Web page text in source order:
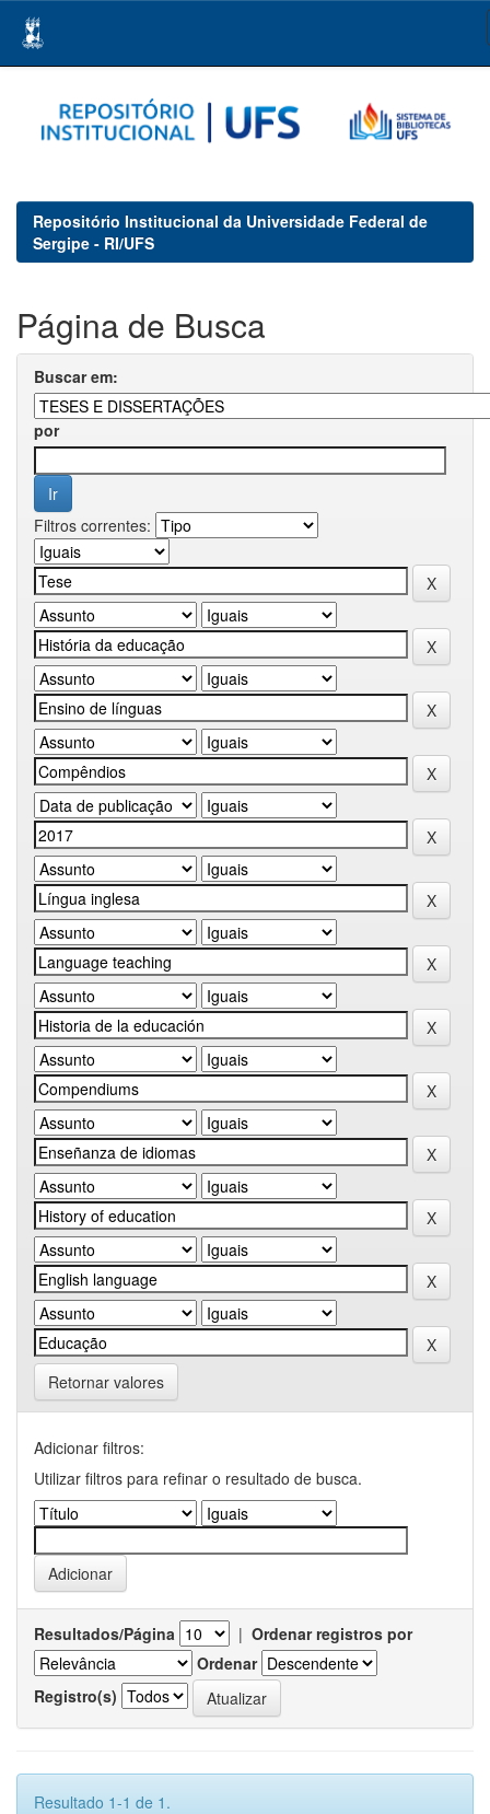
navigation
Repositório Institucional da Universidade Federal de
Sergipe - RI/UFS
Página de Busca
Buscar em:
por
Filtros correntes:
Retornar valores
Adicionar filtros:
Utilizar filtros para refinar o resultado de busca.
Resultados/Página | Ordenar registros por
Ordenar
Registro(s)
Resultado 1-1 de 1.